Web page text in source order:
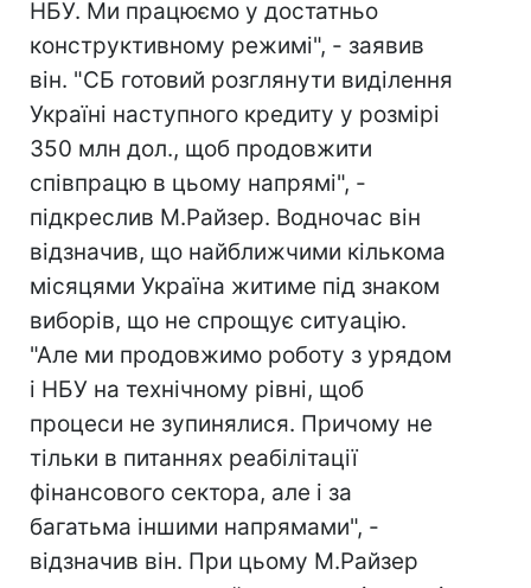
НБУ. Ми працюємо у достатньо
конструктивному режимі", - заявив
він. "СБ готовий розглянути виділення
Україні наступного кредиту у розмірі
350 млн дол., щоб продовжити
співпрацю в цьому напрямі", -
підкреслив М.Райзер. Водночас він
відзначив, що найближчими кількома
місяцями Україна житиме під знаком
виборів, що не спрощує ситуацію.
"Але ми продовжимо роботу з урядом
і НБУ на технічному рівні, щоб
процеси не зупинялися. Причому не
тільки в питаннях реабілітації
фінансового сектора, але і за
багатьма іншими напрямами", -
відзначив він. При цьому М.Райзер